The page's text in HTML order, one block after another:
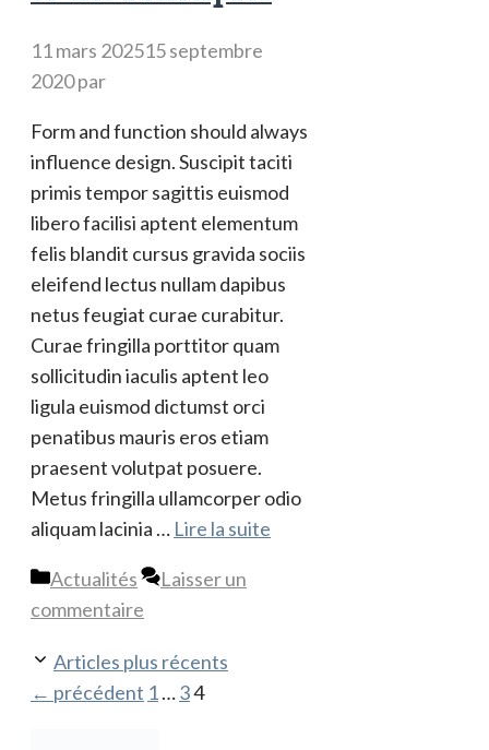
11 mars 202515 septembre
2020par
Form and function should always
influence design. Suscipit taciti
primis tempor sagittis euismod
libero facilisi aptent elementum
felis blandit cursus gravida sociis
eleifend lectus nullam dapibus
netus feugiat curae curabitur.
Curae fringilla porttitor quam
sollicitudin iaculis aptent leo
ligula euismod dictumst orci
penatibus mauris eros etiam
praesent volutpat posuere.
Metus fringilla ullamcorper odio
aliquam lacinia … Lire la suite
Catégories
Actualités
Laisser un
commentaire
Articles plus récents
← précédent Page
1…Page
3Page
4